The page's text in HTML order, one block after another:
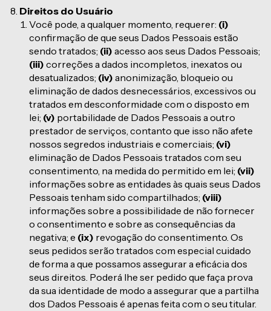
Direitos do Usuário
Você pode, a qualquer momento, requerer: (i)
confirmação de que seus Dados Pessoais estão
sendo tratados; (ii) acesso aos seus Dados Pessoais;
(iii) correções a dados incompletos, inexatos ou
desatualizados; (iv) anonimização, bloqueio ou
eliminação de dados desnecessários, excessivos ou
tratados em desconformidade com o disposto em
lei; (v) portabilidade de Dados Pessoais a outro
prestador de serviços, contanto que isso não afete
nossos segredos industriais e comerciais; (vi)
eliminação de Dados Pessoais tratados com seu
consentimento, na medida do permitido em lei; (vii)
informações sobre as entidades às quais seus Dados
Pessoais tenham sido compartilhados; (viii)
informações sobre a possibilidade de não fornecer
o consentimento e sobre as consequências da
negativa; e (ix) revogação do consentimento. Os
seus pedidos serão tratados com especial cuidado
de forma a que possamos assegurar a eficácia dos
seus direitos. Poderá lhe ser pedido que faça prova
da sua identidade de modo a assegurar que a partilha
dos Dados Pessoais é apenas feita com o seu titular.